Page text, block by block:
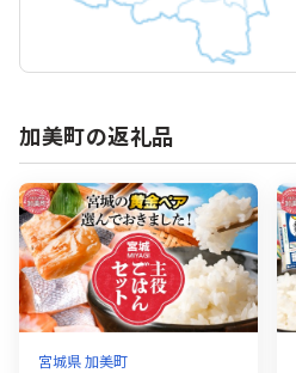
加美町の返礼品
宮城県 加美町